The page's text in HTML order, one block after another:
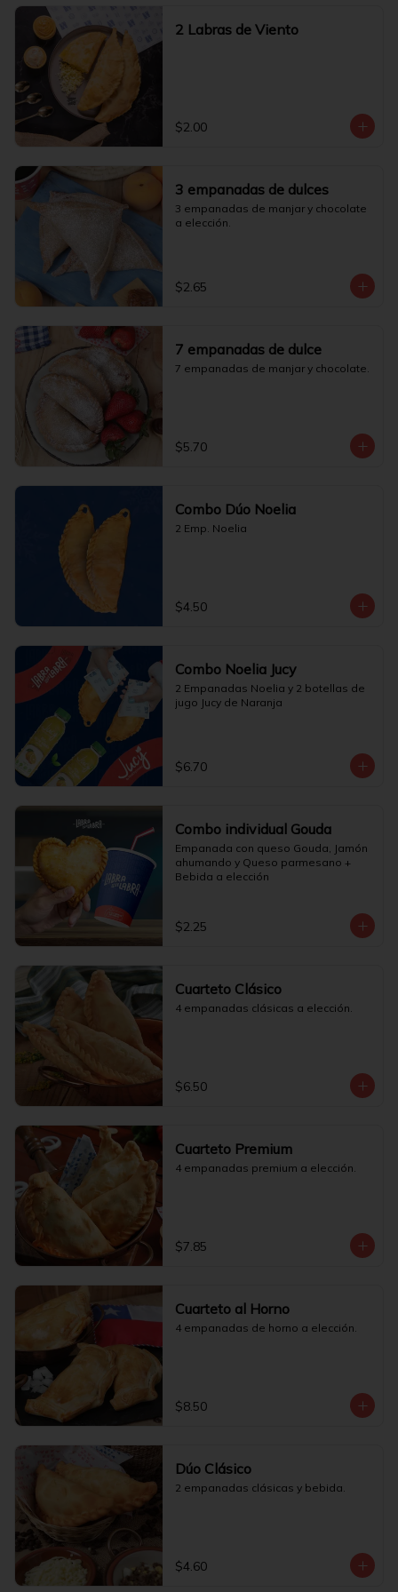
2 Labras de Viento
$2.00
3 empanadas de dulces
3 empanadas de manjar y chocolate
a elección.
$2.65
7 empanadas de dulce
7 empanadas de manjar y chocolate.
$5.70
Combo Dúo Noelia
2 Emp. Noelia
$4.50
Combo Noelia Jucy
2 Empanadas Noelia y 2 botellas de
jugo Jucy de Naranja
$6.70
Combo individual Gouda
Empanada con queso Gouda, Jamón
ahumando y Queso parmesano +
Bebida a elección
$2.25
Cuarteto Clásico
4 empanadas clásicas a elección.
$6.50
Cuarteto Premium
4 empanadas premium a elección.
$7.85
Cuarteto al Horno
4 empanadas de horno a elección.
$8.50
Dúo Clásico
2 empanadas clásicas y bebida.
$4.60